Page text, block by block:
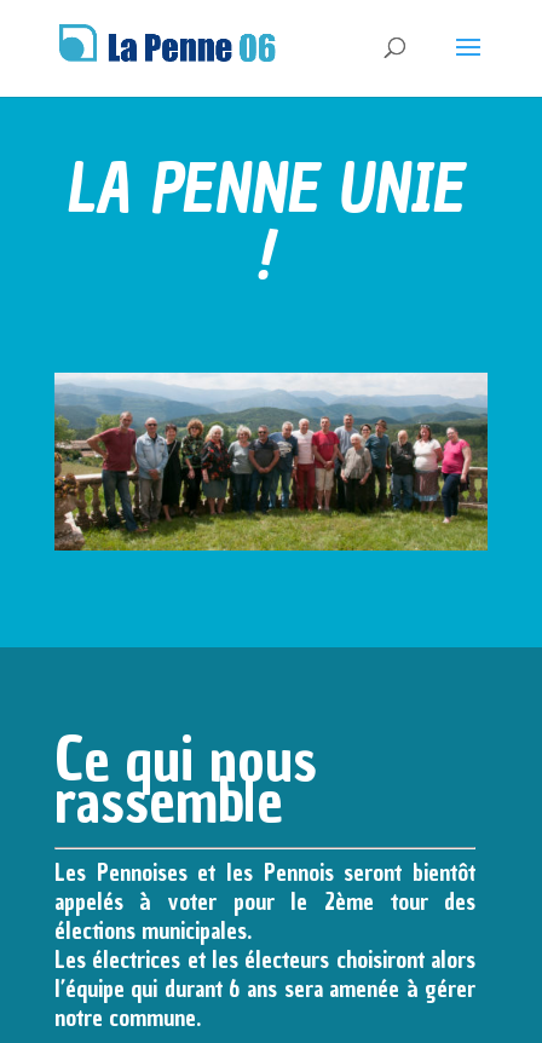
LA PENNE UNIE
!
Ce qui nous
rassemble
Les Pennoises et les Pennois seront bientôt
appelés à voter pour le 2ème tour des
élections municipales.
Les électrices et les électeurs choisiront alors
l’équipe qui durant 6 ans sera amenée à gérer
notre commune.